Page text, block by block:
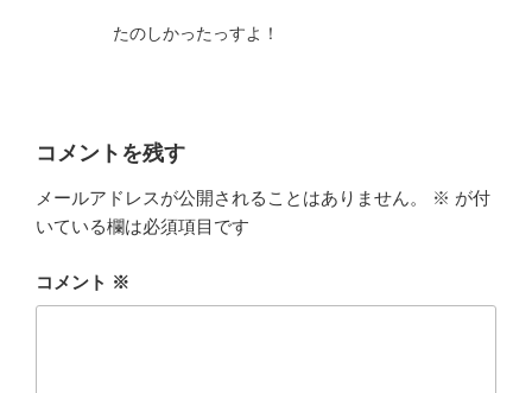
たのしかったっすよ！
コメントを残す
メールアドレスが公開されることはありません。 ※ が付
いている欄は必須項目です
コメント ※